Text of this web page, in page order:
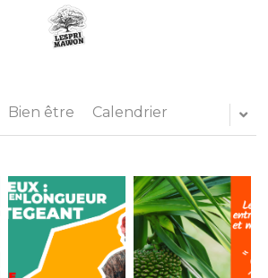
Bien être Calendrier
DE BLOG